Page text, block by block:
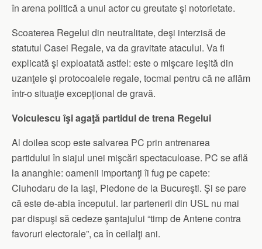
în arena politică a unui actor cu greutate şi notorietate.
Scoaterea Re­gelui din neutralitate, deşi interzisă de
statutul Casei Regale, va da gravitate atacului. Va fi
explicată şi exploatată astfel: este o mişcare ieşită din
uzanţele şi protocoalele regale, tocmai pentru că ne aflăm
într-o situaţie excepţional de gravă.
Voiculescu îşi agaţă partidul de trena Regelui
Al doilea scop este salvarea PC prin antrenarea
partidului în siajul unei mişcări spectaculoase. PC se află
la ananghie: oamenii importanţi îi fug pe capete:
Ciuhodaru de la Iaşi, Piedone de la Bucureşti. Şi se pare
că este de-abia începutul. Iar partenerii din USL nu mai
par dispuşi să cedeze şantajului “timp de Antene contra
favoruri electorale”, ca în ceilalţi ani.